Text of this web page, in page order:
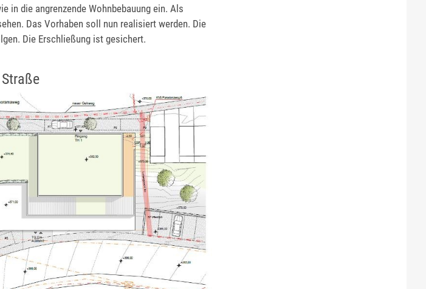
in die angrenzende Wohnbebauung ein. Als
Das Vorhaben soll nun realisiert werden. Die
Die Erschließung ist gesichert.